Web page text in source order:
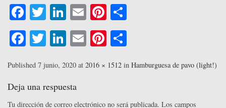
Fa
ce
bo
ok
T
wi
tte
r
Li
nk
ed
In
E
m
ail
Pi
nt
er
es pa
Fa
bo
ok
T
tte
r
Li
ed
In
E
ail
Pi
er
t
m
rti
Published 7 junio, 2020 at 2016 × 1512 in Hamburguesa de pavo (light!)
Deja una respuesta
Tu dirección de correo electrónico no será publicada. Los campos